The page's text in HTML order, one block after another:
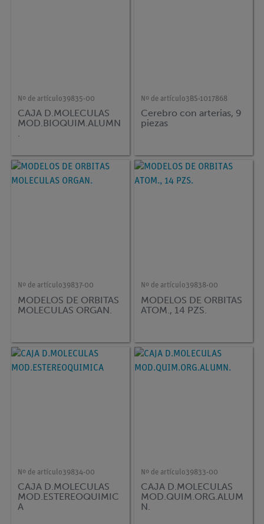
Nº de artículo39835-00
CAJA D.MOLECULAS
MOD.BIOQUIM.ALUMN
.
Nº de artículo3BS-1017868
Cerebro con arterias, 9
piezas
Nº de artículo39837-00
MODELOS DE ORBITAS
MOLECULAS ORGAN.
Nº de artículo39838-00
MODELOS DE ORBITAS
ATOM., 14 PZS.
Nº de artículo39834-00
CAJA D.MOLECULAS
MOD.ESTEREOQUIMIC
A
Nº de artículo39833-00
CAJA D.MOLECULAS
MOD.QUIM.ORG.ALUM
N.